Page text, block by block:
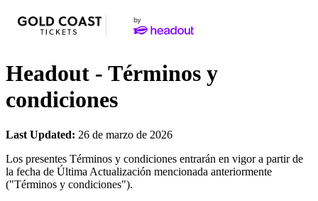
Headout - Términos y
condiciones
Last Updated: 26 de marzo de 2026
Los presentes Términos y condiciones entrarán en vigor a partir de
la fecha de Última Actualización mencionada anteriormente
("Términos y condiciones").